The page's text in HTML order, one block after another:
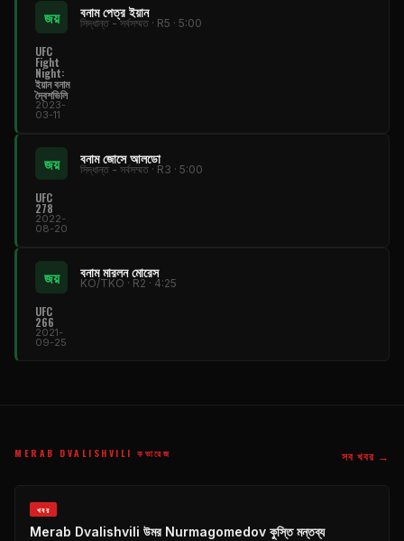
জয় বনাম পেত্র ইয়ান
সিদ্ধান্ত - সর্বসম্মত · R5 · 5:00
UFC
Fight
Night:
ইয়ান বনাম
দ্বৈশভিলি
2023-
03-11
জয় বনাম জোসে আলডো
সিদ্ধান্ত - সর্বসম্মত · R3 · 5:00
UFC
278
2022-
08-20
জয় বনাম মারলন মোরেস
KO/TKO · R2 · 4:25
UFC
266
2021-
09-25
MERAB DVALISHVILI কভারেজ সব খবর →
খবর
Merab Dvalishvili উমর Nurmagomedov কুস্তি মন্তব্য